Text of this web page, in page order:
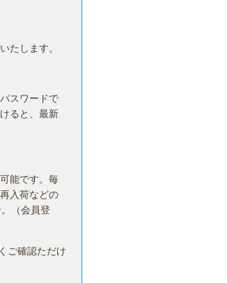
たします。
スワードで
ると、最新
能です。毎
入荷などの
（会員登
ご確認ただけ